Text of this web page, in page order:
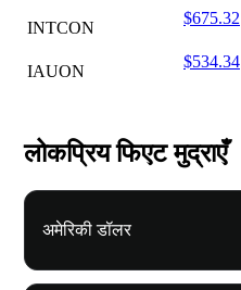
INTCON
$675.32
IAUON
$534.34
लोकप्रिय फिएट मुद्राएँ
अमेरिकी डॉलर